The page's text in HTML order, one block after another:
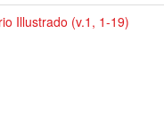
Illustrado (v.1, 1-19)